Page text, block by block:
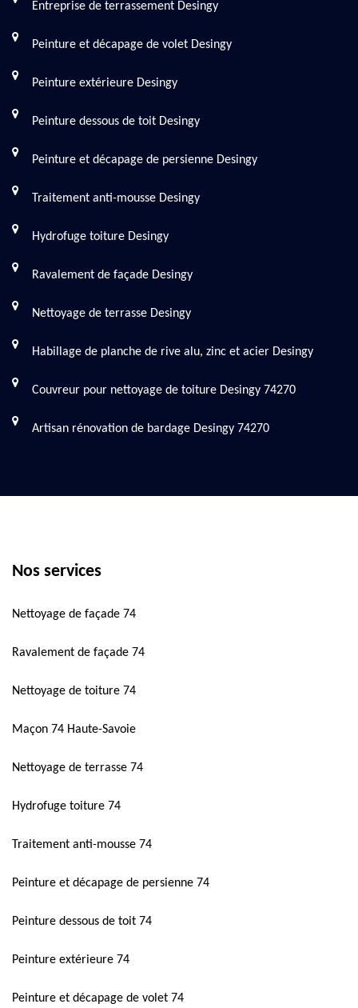
Entreprise de terrassement Desingy
Peinture et décapage de volet Desingy
Peinture extérieure Desingy
Peinture dessous de toit Desingy
Peinture et décapage de persienne Desingy
Traitement anti-mousse Desingy
Hydrofuge toiture Desingy
Ravalement de façade Desingy
Nettoyage de terrasse Desingy
Habillage de planche de rive alu, zinc et acier Desingy
Couvreur pour nettoyage de toiture Desingy 74270
Artisan rénovation de bardage Desingy 74270
Nos services
Nettoyage de façade 74
Ravalement de façade 74
Nettoyage de toiture 74
Maçon 74 Haute-Savoie
Nettoyage de terrasse 74
Hydrofuge toiture 74
Traitement anti-mousse 74
Peinture et décapage de persienne 74
Peinture dessous de toit 74
Peinture extérieure 74
Peinture et décapage de volet 74